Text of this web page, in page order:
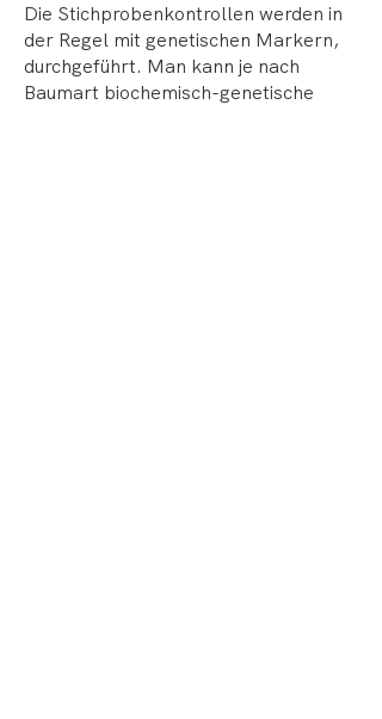
Die Stichprobenkontrollen werden in
der Regel mit genetischen Markern,
durchgeführt. Man kann je nach
Baumart biochemisch-genetische